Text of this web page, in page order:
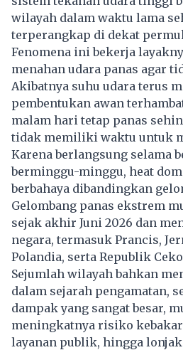
wilayah dalam waktu lama
terperangkap di dekat
Fenomena ini bekerja
menahan udara panas agar
Akibatnya suhu udara terus
pembentukan awan
malam hari tetap panas
tidak memiliki waktu untuk
Karena berlangsung selama
berminggu-minggu, heat
berbahaya dibandingkan
Gelombang panas ekstrem
sejak akhir Juni 2026 dan
negara, termasuk Prancis,
Polandia, serta Republik
Sejumlah wilayah bahkan
dalam sejarah pengamatan,
dampak yang sangat besar,
meningkatnya risiko
layanan publik, hingga